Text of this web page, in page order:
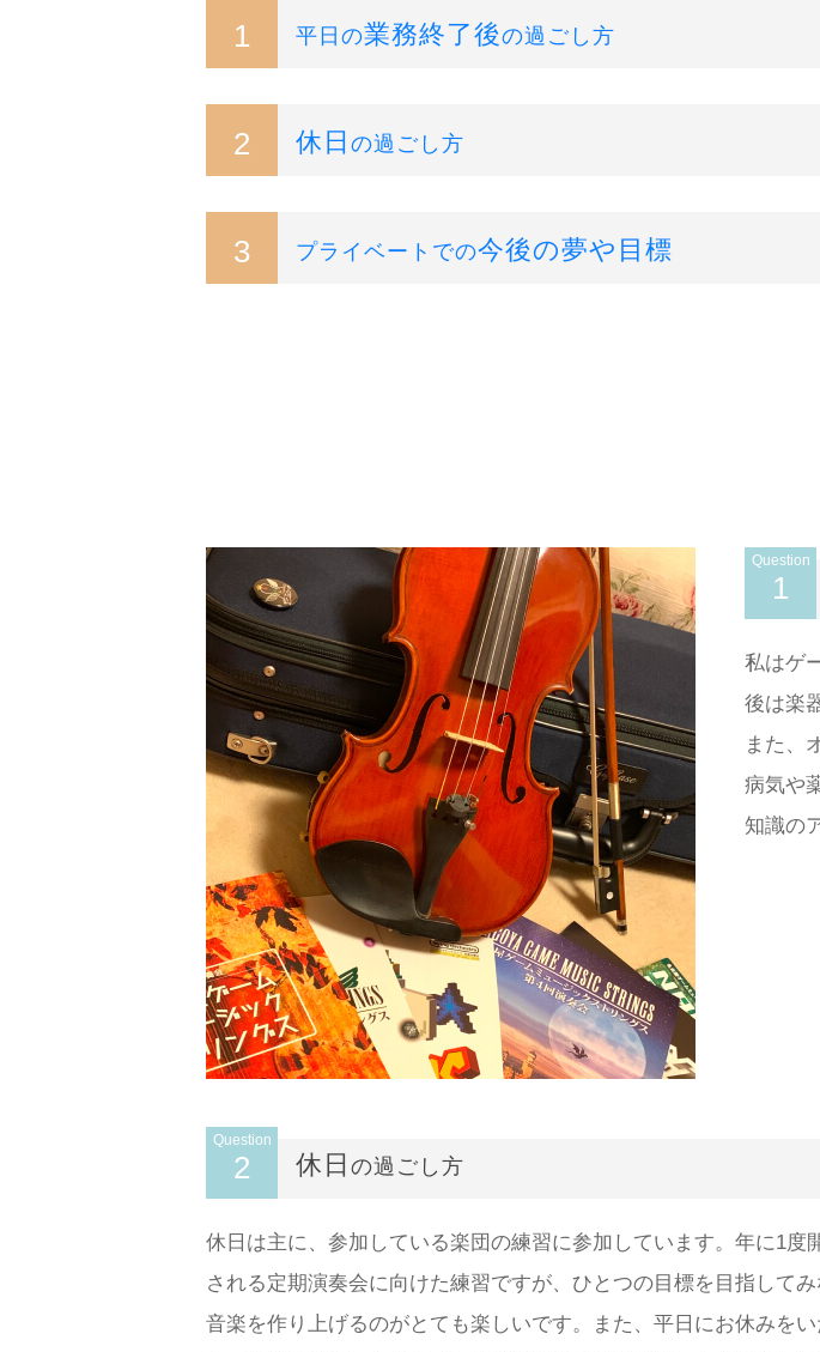
1 平日の業務終了後の過ごし方
2 休日 の過ごし方
3 プライベートでの今後の夢や目標
Question
1
私はゲ
後は楽
また、
病気や
知識の
Question
2 休日 の過ごし方
休日は主に、参加している楽団の練習に参加しています。年に1度
される定期演奏会に向けた練習ですが、ひとつの目標を目指して
音楽を作り上げるのがとても楽しいです。また、平日にお休みを